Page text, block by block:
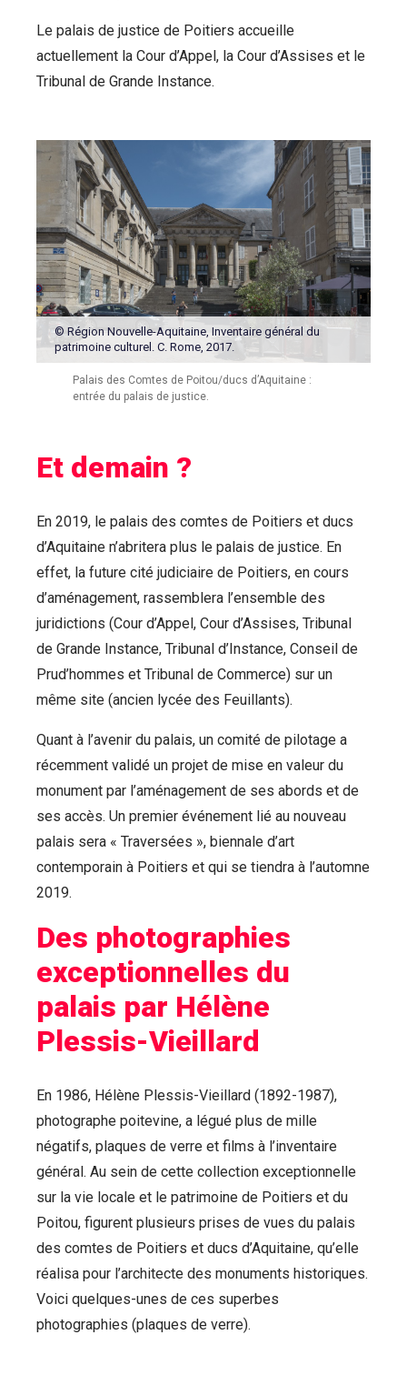
Le palais de justice de Poitiers accueille
actuellement la Cour d’Appel, la Cour d’Assises et le
Tribunal de Grande Instance.
© Région Nouvelle-Aquitaine, Inventaire général du
patrimoine culturel. C. Rome, 2017.
Palais des Comtes de Poitou/ducs d’Aquitaine :
entrée du palais de justice.
Et demain ?
En 2019, le palais des comtes de Poitiers et ducs
d’Aquitaine n’abritera plus le palais de justice. En
effet, la future cité judiciaire de Poitiers, en cours
d’aménagement, rassemblera l’ensemble des
juridictions (Cour d’Appel, Cour d’Assises, Tribunal
de Grande Instance, Tribunal d’Instance, Conseil de
Prud’hommes et Tribunal de Commerce) sur un
même site (ancien lycée des Feuillants).
Quant à l’avenir du palais, un comité de pilotage a
récemment validé un projet de mise en valeur du
monument par l’aménagement de ses abords et de
ses accès. Un premier événement lié au nouveau
palais sera « Traversées », biennale d’art
contemporain à Poitiers et qui se tiendra à l’automne
2019.
Des photographies
exceptionnelles du
palais par Hélène
Plessis-Vieillard
En 1986, Hélène Plessis-Vieillard (1892-1987),
photographe poitevine, a légué plus de mille
négatifs, plaques de verre et films à l’inventaire
général. Au sein de cette collection exceptionnelle
sur la vie locale et le patrimoine de Poitiers et du
Poitou, figurent plusieurs prises de vues du palais
des comtes de Poitiers et ducs d’Aquitaine, qu’elle
réalisa pour l’architecte des monuments historiques.
Voici quelques-unes de ces superbes
photographies (plaques de verre).